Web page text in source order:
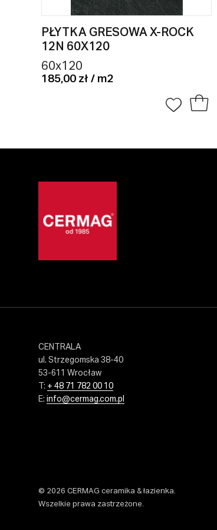
PŁYTKA GRESOWA X-ROCK
12N 60X120
60x120
185,00 zł / m2
CENTRALA
ul. Strzegomska 38-40
53-611 Wrocław
T: + 48 71 782 00 10
E:info@cermag.com.pl
© 2026 CERMAG ceramika & łazienka.
Wszelkie prawa zastrzeżone.